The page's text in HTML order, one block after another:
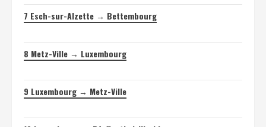
7 Esch-sur-Alzette → Bettembourg
8 Metz-Ville → Luxembourg
9 Luxembourg → Metz-Ville